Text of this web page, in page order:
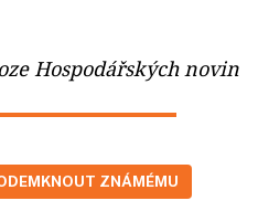
Hospodářských novin
ZNÁMÉMU